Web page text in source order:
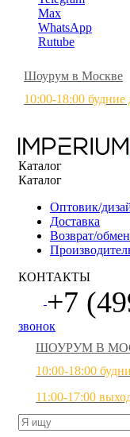
Max
WhatsApp
Rutube
Шоурум в Москве
10:00-18:00 будние
Каталог
Каталог
Оптовик/
Доставка
Возврат/обмен
КОНТАКТЫ
+7
звонок
ШОУРУМ В
10:00-18:00
11:00-17:00